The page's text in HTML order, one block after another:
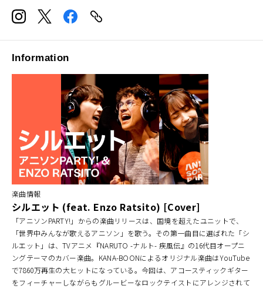
Information
楽曲情報
シルエット (feat. Enzo Ratsito) [Cover]
「アニソンPARTY!」からの楽曲リリースは、国境を超えたユニットで、
「世界中みんなが歌えるアニソン」を歌う。その第一曲目に選ばれた「シ
ルエット」は、TVアニメ『NARUTO -ナルト- 疾風伝』の16代目オープニ
ングテーマのカバー楽曲。KANA-BOONによるオリジナル楽曲はYouTube
で7860万再生の大ヒットになっている。今回は、アコースティックギター
をフィーチャーしながらもグルービーなロックテイストにアレンジされて